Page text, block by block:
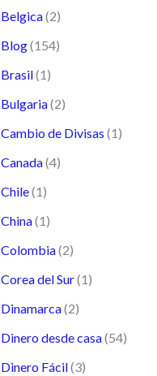
Belgica(2)
Blog(154)
Brasil(1)
Bulgaria(2)
Cambio de Divisas (1)
Canada(4)
Chile(1)
China(1)
Colombia(2)
Corea del Sur(1)
Dinamarca(2)
Dinero desde casa(54)
Dinero Fácil(3)